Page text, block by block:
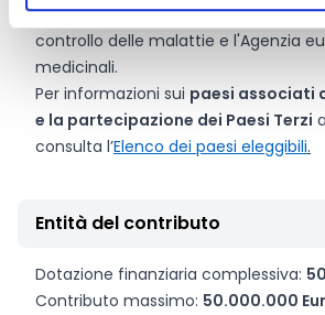
europea, il Centro europeo per la
controllo delle malattie e l'Agenzia
medicinali.
Per informazioni sui paesi associati
e la partecipazione dei Paesi Terzi
consulta l’Elenco dei paesi eleggibili.
Entità del contributo
Dotazione finanziaria complessiva:
Contributo massimo: 50.000.000